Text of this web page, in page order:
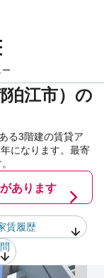
ー
狛江市）の
る3階建の賃貸ア
になります。最寄
あります
賃履歴